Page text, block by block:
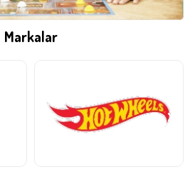
Markalar